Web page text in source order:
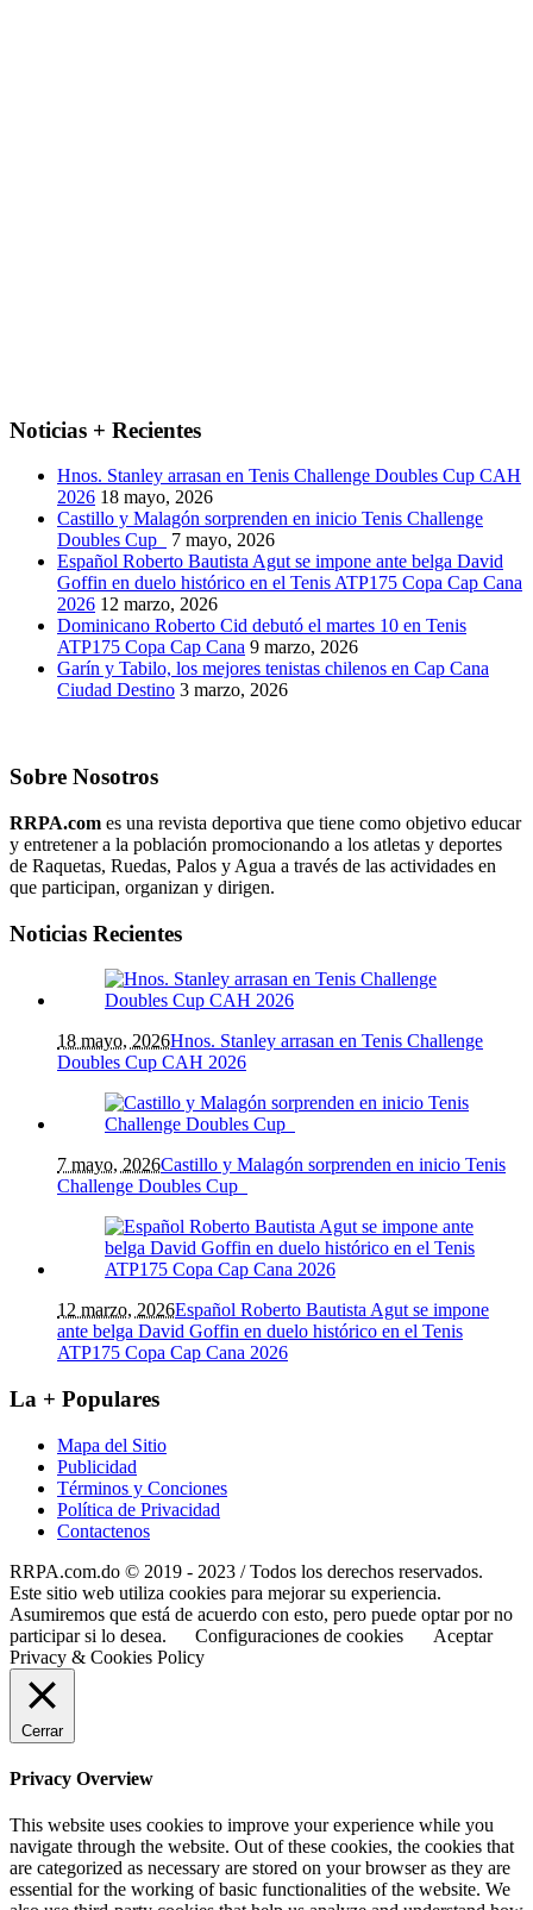
Noticias + Recientes
Hnos. Stanley arrasan en Tenis Challenge Doubles Cup CAH
2026 18 mayo, 2026
Castillo y Malagón sorprenden en inicio Tenis Challenge
Doubles Cup
7 mayo, 2026
Español Roberto Bautista Agut se impone ante belga David
Goffin en duelo histórico en el Tenis ATP175 Copa Cap Cana
2026 12 marzo, 2026
Dominicano Roberto Cid debutó el martes 10 en Tenis
ATP175 Copa Cap Cana 9 marzo, 2026
Garín y Tabilo, los mejores tenistas chilenos en Cap Cana
Ciudad Destino 3 marzo, 2026
Sobre Nosotros
RRPA.com es una revista deportiva que tiene como objetivo educar
y entretener a la población promocionando a los atletas y deportes
de Raquetas, Ruedas, Palos y Agua a través de las actividades en
que participan, organizan y dirigen.
Noticias Recientes
18 mayo, 2026Hnos. Stanley arrasan en Tenis Challenge
Doubles Cup CAH 2026
7 mayo, 2026Castillo y Malagón sorprenden en inicio Tenis
Challenge Doubles Cup
12 marzo, 2026Español Roberto Bautista Agut se impone
ante belga David Goffin en duelo histórico en el Tenis
ATP175 Copa Cap Cana 2026
La + Populares
Mapa del Sitio
Publicidad
Términos y Conciones
Política de Privacidad
Contactenos
RRPA.com.do © 2019 - 2023 / Todos los derechos reservados.
Este sitio web utiliza cookies para mejorar su experiencia.
Asumiremos que está de acuerdo con esto, pero puede optar por no
participar si lo desea.
Configuraciones de cookies
Aceptar
Privacy & Cookies Policy
Cerrar
Privacy Overview
This website uses cookies to improve your experience while you
navigate through the website. Out of these cookies, the cookies that
are categorized as necessary are stored on your browser as they are
essential for the working of basic functionalities of the website. We